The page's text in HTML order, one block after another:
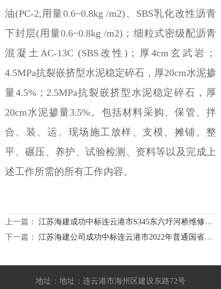
油(PC-2,用量0.6~0.8kg /m2)、SBS乳化改性沥青
下封层(用量0.6~0.8kg /m2)；细粒式密级配沥青
混凝土AC-13C (SBS改性)；厚4cm玄武岩；
4.5MPa抗裂嵌挤型水泥稳定碎石，厚20cm水泥掺
量4.5%；2.5MPa抗裂嵌挤型水泥稳定碎石，厚
20cm水泥掺量3.5%。包括材料采购、保管、拌
合、装、运、现场施工放样、支模、摊铺、整
平、碾压、养护、试验检测、资料等以及完成上
述工作所需的所有工作内容。
上一篇： 江苏海建成功中标连云港市S345东六圩河桥维修加固工程施工项目S345DLWHQ-SG标段
下一篇： 江苏海建公司成功中标连云港市2022年普通国省干线公路养护大中修工程310国道(东海交界）段预防性养护工程2022G310YFXYH-SG标段
地址：地址：连云港市海州区建设东路72号